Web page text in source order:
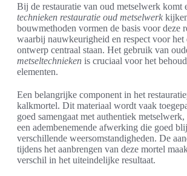
Bij de restauratie van oud metselwerk komt
technieken restauratie oud metselwerk
bouwmethoden vormen de basis voor deze
waarbij nauwkeurigheid en respect voor
ontwerp centraal staan. Het gebruik van
metseltechnieken is cruciaal voor het
elementen.
Een belangrijke component in het
kalkmortel. Dit materiaal wordt vaak
goed samengaat met authentiek
een adembenemende afwerking die goed
verschillende weersomstandigheden. De
tijdens het aanbrengen van deze mortel
verschil in het uiteindelijke resultaat.